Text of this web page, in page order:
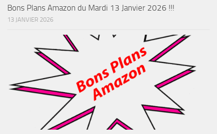
Bons Plans Amazon du Mardi 13 Janvier 2026 !!!
13 JANVIER 2026